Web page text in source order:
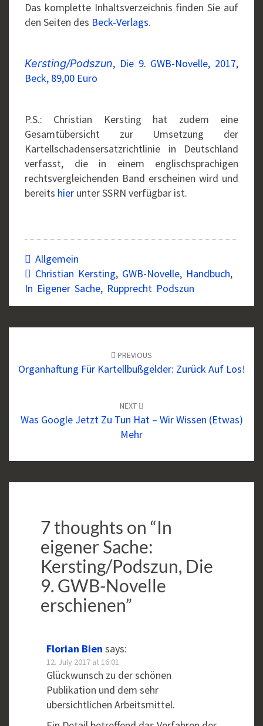
Das komplette Inhaltsverzeichnis finden Sie auf
den Seiten des Beck-Verlags.
Kersting/Podszun, Die 9. GWB-Novelle, 2017,
Beck, 89,00 Euro
P.S.: Christian Kersting hat zudem eine
Gesamtübersicht zur Umsetzung der
Kartellschadensersatzrichtlinie in Deutschland
verfasst, die in einem englischsprachigen
rechtsvergleichenden Band erscheinen wird und
bereits hier unter SSRN verfügbar ist.
Allgemein
Christian Kersting, GWB-Novelle, Handbuch,
In Eigener Sache, Rupprecht Podszun
PREVIOUS
Organhaftung Für Kartellbußgelder: Zurück Auf Los!
NEXT
Was Google Jetzt Zu Tun Hat – Wir Wissen (etwas)
Mehr
7 thoughts on “In
eigener Sache:
Kersting/Podszun, Die
9. GWB-Novelle
erschienen”
Florian Bien says:
12. July 2017 at 16:01
Glückwunsch zu der schönen
Publikation und dem sehr
übersichtlichen Arbeitsmittel.